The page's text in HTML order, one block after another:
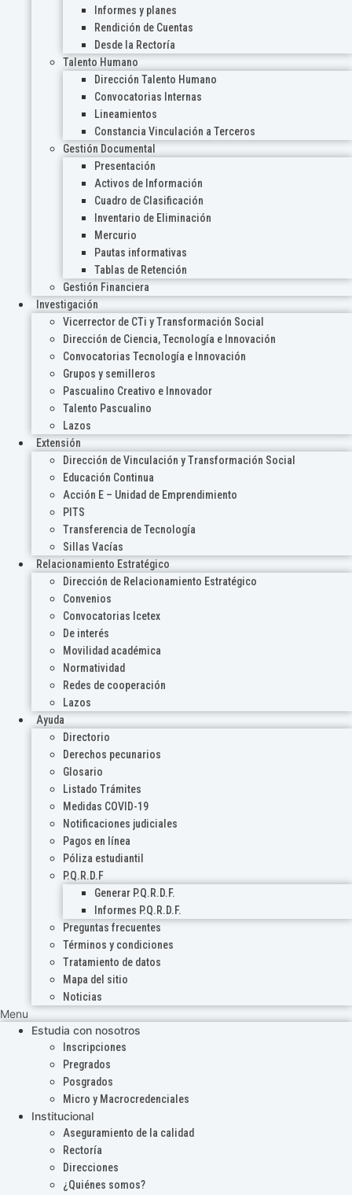
Informes y planes
Rendición de Cuentas
Desde la Rectoría
Talento Humano
Dirección Talento Humano
Convocatorias Internas
Lineamientos
Constancia Vinculación a Terceros
Gestión Documental
Presentación
Activos de Información
Cuadro de Clasificación
Inventario de Eliminación
Mercurio
Pautas informativas
Tablas de Retención
Gestión Financiera
Investigación
Vicerrector de CTi y Transformación Social
Dirección de Ciencia, Tecnología e Innovación
Convocatorias Tecnología e Innovación
Grupos y semilleros
Pascualino Creativo e Innovador
Talento Pascualino
Lazos
Extensión
Dirección de Vinculación y Transformación Social
Educación Continua
Acción E – Unidad de Emprendimiento
PITS
Transferencia de Tecnología
Sillas Vacías
Relacionamiento Estratégico
Dirección de Relacionamiento Estratégico
Convenios
Convocatorias Icetex
De interés
Movilidad académica
Normatividad
Redes de cooperación
Lazos
Ayuda
Directorio
Derechos pecunarios
Glosario
Listado Trámites
Medidas COVID-19
Notificaciones judiciales
Pagos en línea
Póliza estudiantil
P.Q.R.D.F
Generar P.Q.R.D.F.
Informes P.Q.R.D.F.
Preguntas frecuentes
Términos y condiciones
Tratamiento de datos
Mapa del sitio
Noticias
Menu
Estudia con nosotros
Inscripciones
Pregrados
Posgrados
Micro y Macrocredenciales
Institucional
Aseguramiento de la calidad
Rectoría
Direcciones
¿Quiénes somos?